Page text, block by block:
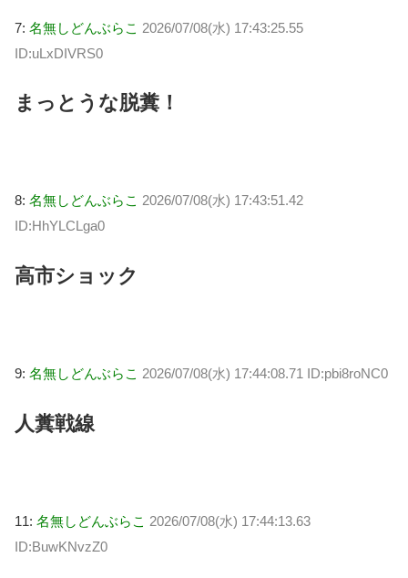
7: 名無しどんぶらこ 2026/07/08(水) 17:43:25.55
ID:uLxDIVRS0
まっとうな脱糞！
8: 名無しどんぶらこ 2026/07/08(水) 17:43:51.42
ID:HhYLCLga0
高市ショック
9: 名無しどんぶらこ 2026/07/08(水) 17:44:08.71 ID:pbi8roNC0
人糞戦線
11: 名無しどんぶらこ 2026/07/08(水) 17:44:13.63
ID:BuwKNvzZ0